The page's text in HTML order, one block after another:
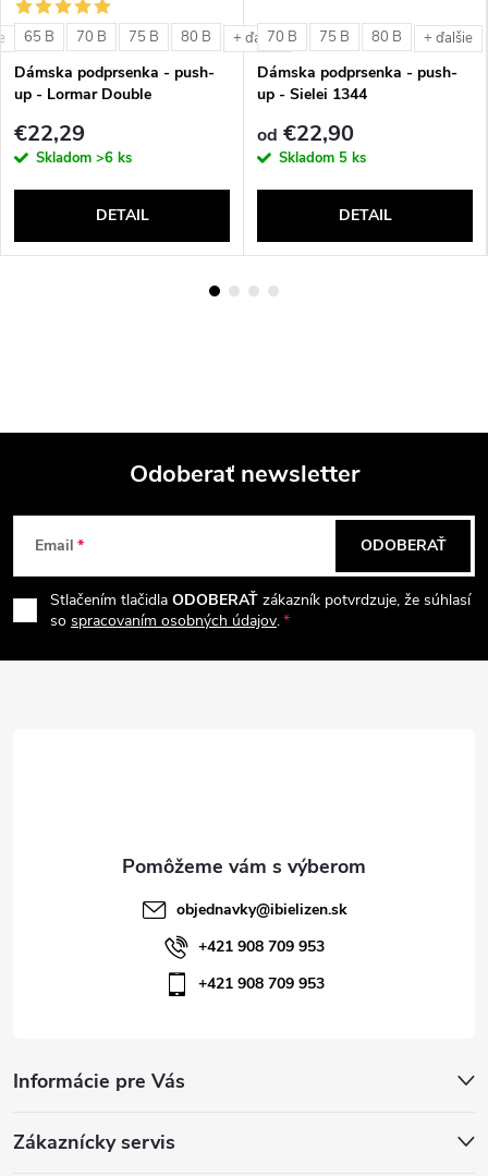
65 B 70 B 75 B 80 B + ďalšie
Dámska podprsenka - push-
up - Lormar Double
€22,29
Skladom >6 ks
DETAIL
70 B 75 B 80 B + ďalšie
Dámska podprsenka - push-
up - Sielei 1344
od €22,90
Skladom 5 ks
DETAIL
Z
á
p
Odoberať newsletter
Email
Stlačením tlačidla ODOBERAŤ zákazník potvrdzuje, že súhlasí
so spracovaním osobných údajov.
ODOBERAŤ
Informácie pre Vás
Zákaznícky servis
objednavky@ibielizen.sk
+421 908 709 953
+421 908 709 953